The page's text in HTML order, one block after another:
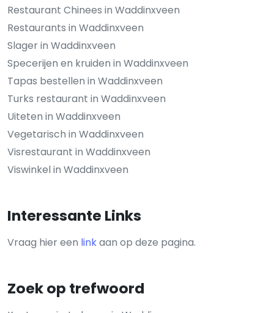
Restaurant Chinees in Waddinxveen
Restaurants in Waddinxveen
Slager in Waddinxveen
Specerijen en kruiden in Waddinxveen
Tapas bestellen in Waddinxveen
Turks restaurant in Waddinxveen
Uiteten in Waddinxveen
Vegetarisch in Waddinxveen
Visrestaurant in Waddinxveen
Viswinkel in Waddinxveen
Interessante Links
Vraag hier een linkaan op deze pagina.
Zoek op trefwoord